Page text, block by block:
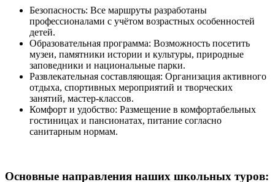
Безопасность: Все маршруты разработаны
профессионалами с учётом возрастных особенностей
детей.
Образовательная программа: Возможность посетить
музеи, памятники истории и культуры, природные
заповедники и национальные парки.
Развлекательная составляющая: Организация активного
отдыха, спортивных мероприятий и творческих
занятий, мастер-классов.
Комфорт и удобство: Размещение в комфортабельных
гостиницах и пансионатах, питание согласно
санитарным нормам.
Основные направления наших школьных туров: